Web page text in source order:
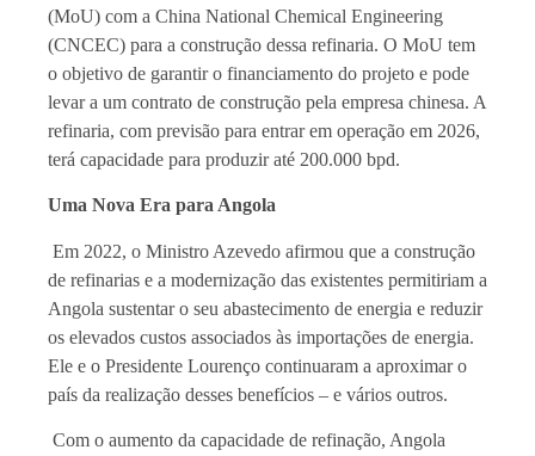
(MoU) com a China National Chemical Engineering
(CNCEC) para a construção dessa refinaria. O MoU tem
o objetivo de garantir o financiamento do projeto e pode
levar a um contrato de construção pela empresa chinesa. A
refinaria, com previsão para entrar em operação em 2026,
terá capacidade para produzir até 200.000 bpd.
Uma Nova Era para Angola
Em 2022, o Ministro Azevedo afirmou que a construção
de refinarias e a modernização das existentes permitiriam a
Angola sustentar o seu abastecimento de energia e reduzir
os elevados custos associados às importações de energia.
Ele e o Presidente Lourenço continuaram a aproximar o
país da realização desses benefícios – e vários outros.
Com o aumento da capacidade de refinação, Angola